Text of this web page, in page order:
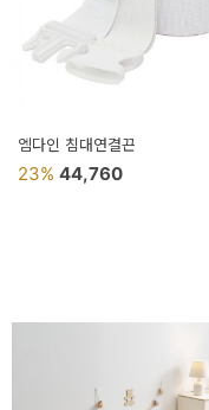
엠다인 침대연결끈
23% 44,760